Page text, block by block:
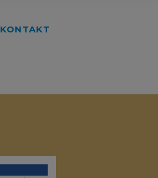
KONTAKT